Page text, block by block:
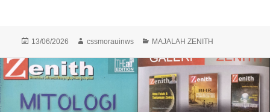
Diposkan
13/06/2026 Penulis
cssmorauinws Kategori
MAJALAH ZENITH